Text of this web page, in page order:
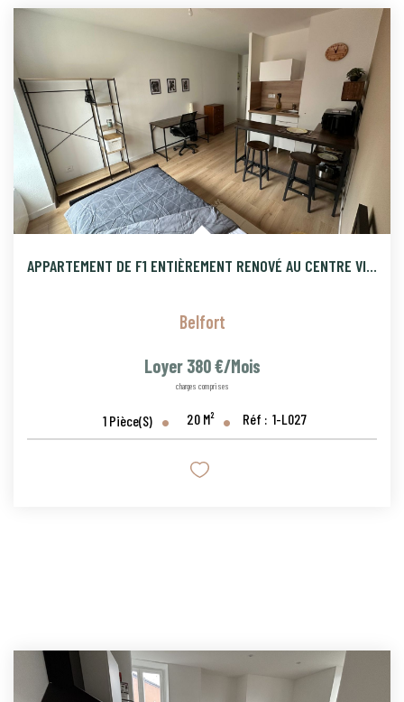
APPARTEMENT DE F1 ENTIÈREMENT RENOVÉ AU CENTRE VILLE DE BELF
Belfort
Loyer 380 €/mois
charges comprises
1 Pièce(s) 20 M² Réf : 1-L027